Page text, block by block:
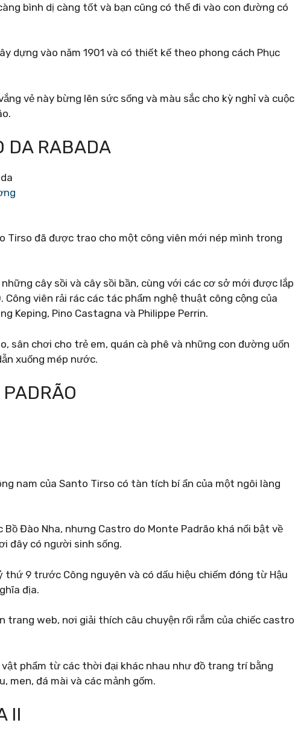
bình dị càng tốt và bạn cũng có thể đi vào con đường có
dựng vào năm 1901 và có thiết kế theo phong cách Phục
vẻ này bừng lên sức sống và màu sắc cho kỳ nghỉ và cuộc
DA RABADA
Tirso đã được trao cho một công viên mới nép mình trong
cây sồi và cây sồi bần, cùng với các cơ sở mới được lắp
viên rải rác các tác phẩm nghệ thuật công cộng của
Keping, Pino Castagna và Philippe Perrin.
sân chơi cho trẻ em, quán cà phê và những con đường uốn
xuống mép nước.
nam của Santo Tirso có tàn tích bí ẩn của một ngôi làng
Bồ Đào Nha, nhưng Castro do Monte Padrão khá nổi bật về
đây có người sinh sống.
9 trước Công nguyên và có dấu hiệu chiếm đóng từ Hậu
địa.
web, nơi giải thích câu chuyện rối rắm của chiếc castro
phẩm từ các thời đại khác nhau như đồ trang trí bằng
men, đá mài và các mảnh gốm.
II